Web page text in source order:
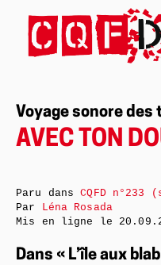
Voyage sonore
AVEC TON
Dans « L’île aux
Paru dansCQFD n°233
Par Léna Rosada
Mis en ligne le